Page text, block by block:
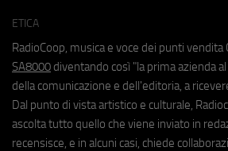
ETICA
RadioCoop, musica e voce dei punti
SA8000 diventando così "la prima azienda
della comunicazione e dell'editoria, a
Dal punto di vista artistico e culturale,
ascolta tutto quello che viene inviato in
recensisce, e in alcuni casi, chiede